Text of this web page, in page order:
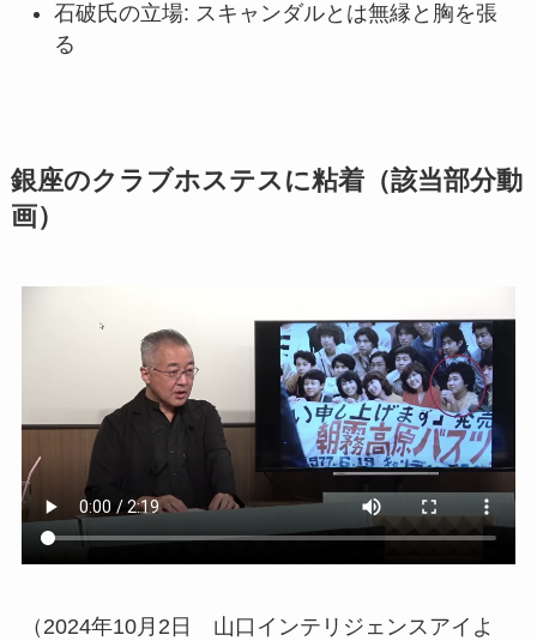
石破氏の立場: スキャンダルとは無縁と胸を張
る
銀座のクラブホステスに粘着（該当部分動
画）
（2024年10月2日 山口インテリジェンスアイよ